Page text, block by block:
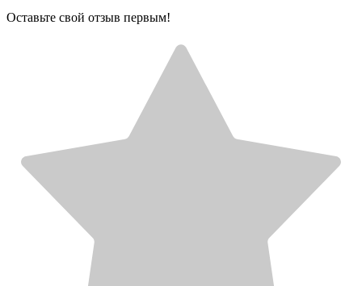
Оставьте свой отзыв первым!